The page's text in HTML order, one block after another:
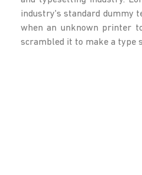
industry's standard dummy
when an unknown printer
scrambled it to make a type